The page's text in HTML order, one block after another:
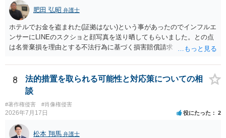
肥田 弘昭 弁護士
ホテルでお金を盗まれた(証拠はない)という事があったのでインフルエ
ンサーにLINEのスクショと顔写真を送り晒してもらいました。との点
は名誉棄損を理由とする不法行為に基づく損害賠償請求（共同不法行
その人が会社を経営しているようで仕事が飛んだとのことでその分の
賠償金と8人分の従業員の年間利益を請求すると言われています。」で
の計算がすべて損害とならないかと思いますので、損害額で争っても
良いかと思います。ご参考にしてください。
8
法的措置を取られる可能性と対応策についての相
談
#著作権侵害 #肖像権侵害
2026年7月17日 役にたった 2
松本 翔馬 弁護士